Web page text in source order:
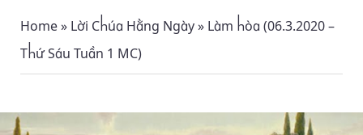
Home» Lời Chúa Hằng Ngày» Làm hòa (06.3.2020 –
Thứ Sáu Tuần 1 MC)